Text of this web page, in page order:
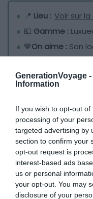
GenerationVoyage -
Information
If you wish to opt-out
processing of your
targeted advertising by
section to confirm your
opt-out request is
interest-based ads
us or personal
your opt-out. You may
disclosure of your
📍 Lieu : Voir sur
💶 Gamme :
💙On aime : Son
La station de métro
Castellanaet le
Bernabéuà proximité.
suffiront pour
ses grands
gastronomie
Chaque étage est